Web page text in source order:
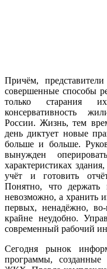
Причём,
совершенные способы
только старания
консервативность
России. Жизнь, тем
день диктует новые
больше и больше.
вынужден
характеристиках
учёт и готовить
Понятно, что
невозможно, а хранить
первых, ненадёжно, во-
крайне неудобно.
современный рабочий
Сегодня рынок
программы, созданные